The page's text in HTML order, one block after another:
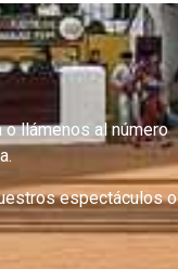
llámenos al número
espectáculos o